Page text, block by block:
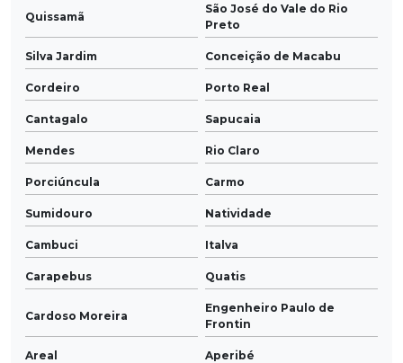
Quissamã
São José do Vale do Rio
Preto
Silva Jardim Conceição de Macabu
Cordeiro Porto Real
Cantagalo Sapucaia
Mendes Rio Claro
Porciúncula Carmo
Sumidouro Natividade
Cambuci Italva
Carapebus Quatis
Cardoso Moreira
Engenheiro Paulo de
Frontin
Areal Aperibé